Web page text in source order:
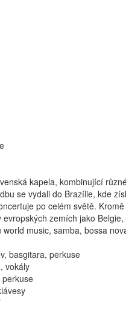
kapela, kombinující
se vydali do Brazílie, kde
po celém světě.
evropských zemích jako
world music, samba, bossa
basgitara, perkuse
vokály
perkuse